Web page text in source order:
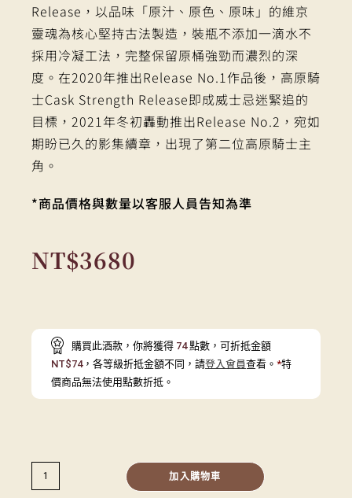
Release，以品味「原汁、原色、原味」的維京
靈魂為核心堅持古法製造，裝瓶不添加一滴水不
採用冷凝工法，完整保留原桶強勁而濃烈的深
度。在2020年推出Release No.1作品後，高原騎
士Cask Strength Release即成威士忌迷緊追的
目標，2021年冬初轟動推出Release No.2，宛如
期盼已久的影集續章，出現了第二位高原騎士主
角。
*商品價格與數量以客服人員告知為準
NT$3680
購買此酒款，你將獲得 74 點數，可折抵金額
NT$74，各等級折抵金額不同，請登入會員查看。 *特
價商品無法使用點數折抵。
加入購物車